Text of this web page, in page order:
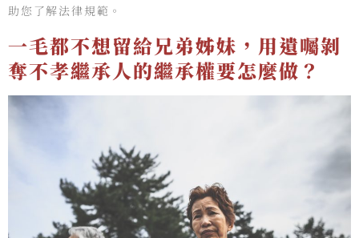
助您了解法律規範。
一毛都不想留給兄弟姊妹，用遺囑剝
奪不孝繼承人的繼承權要怎麼做？